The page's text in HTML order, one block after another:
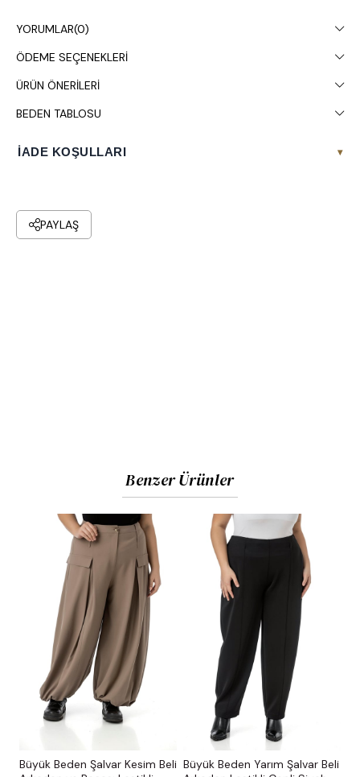
YORUMLAR(0)
ÖDEME SEÇENEKLERI
ÜRÜN ÖNERILERI
BEDEN TABLOSU
İADE KOŞULLARI ▾
PAYLAŞ
Benzer Ürünler
Büyük Beden Şalvar Kesim Beli Büyük Beden Yarım Şalvar Beli